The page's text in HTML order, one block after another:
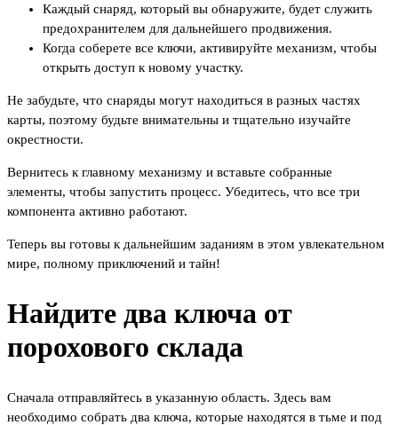
Каждый снаряд, который вы обнаружите, будет служить
предохранителем для дальнейшего продвижения.
Когда соберете все ключи, активируйте механизм, чтобы
открыть доступ к новому участку.
Не забудьте, что снаряды могут находиться в разных частях
карты, поэтому будьте внимательны и тщательно изучайте
окрестности.
Вернитесь к главному механизму и вставьте собранные
элементы, чтобы запустить процесс. Убедитесь, что все три
компонента активно работают.
Теперь вы готовы к дальнейшим заданиям в этом увлекательном
мире, полному приключений и тайн!
Найдите два ключа от
порохового склада
Сначала отправляйтесь в указанную область. Здесь вам
необходимо собрать два ключа, которые находятся в тьме и под